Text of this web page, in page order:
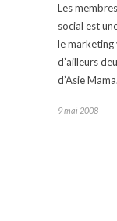
Les
social est
le marketing
d’ailleurs
d’Asie
9 mai 2008